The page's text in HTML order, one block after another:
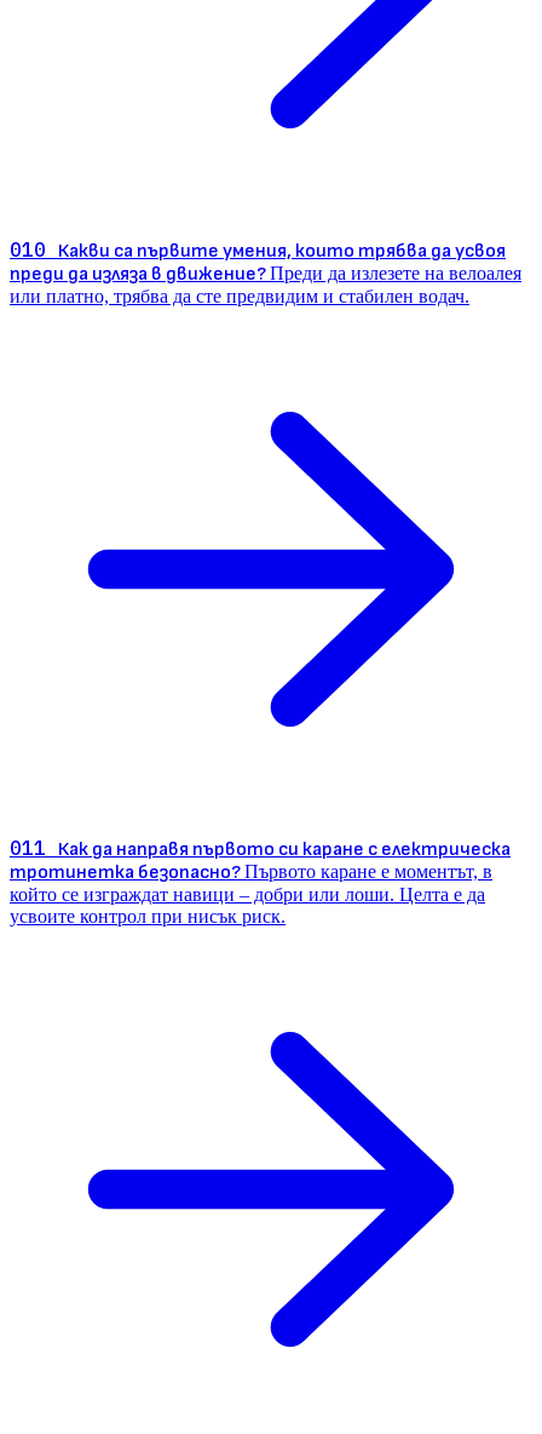
010 Какви са първите умения, които трябва да усвоя
преди да изляза в движение?Преди да излезете на велоалея
или платно, трябва да сте предвидим и стабилен водач.
011 Как да направя първото си каране с електрическа
тротинетка безопасно?Първото каране е моментът, в
който се изграждат навици – добри или лоши. Целта е да
усвоите контрол при нисък риск.